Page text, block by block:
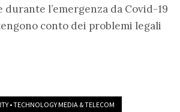
durante l’emergenza da Covid-19
conto dei problemi legali
•TECHNOLOGY MEDIA & TELECOM